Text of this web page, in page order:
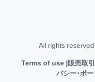
All rights
Terms of use 販売取
バシー･ポー